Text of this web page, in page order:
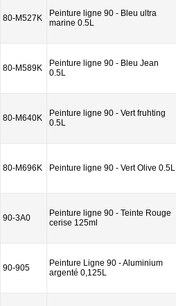
80-M527K
Peinture ligne 90 - Bleu ultra
marine 0.5L
80-M589K
Peinture ligne 90 - Bleu Jean
0.5L
80-M640K
Peinture ligne 90 - Vert fruhting
0.5L
80-M696K Peinture ligne 90 - Vert Olive 0.5L
90-3A0
Peinture ligne 90 - Teinte Rouge
cerise 125ml
90-905
Peinture Ligne 90 - Aluminium
argenté 0,125L